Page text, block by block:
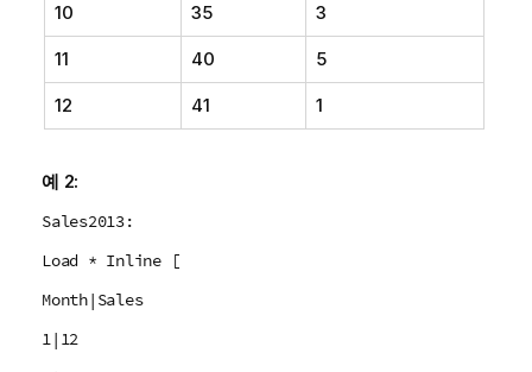
10 35 3
11 40 5
12 41 1
예 2:
Sales2013:
Load * Inline [
Month|Sales
1|12